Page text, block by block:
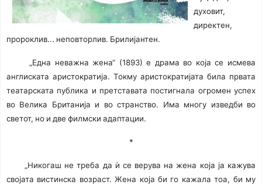
духовит,
директен,
пророклив... неповторлив. Брилијантен.
„Една неважна жена“ (1893) е драма во која се исмева
англиската аристократија. Токму аристократијата била првата
театарската публика и претставата постигнала огромен успех
во Велика Британија и во странство. Има многу изведби во
светот, но и две филмски адаптации.
*
„Никогаш не треба да ѝ се верува на жена која ја кажува
својата вистинска возраст. Жена која би го кажала тоа, би му